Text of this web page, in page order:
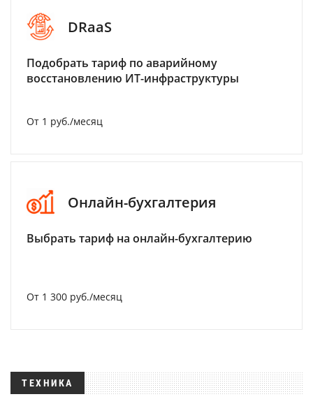
DRaaS
Подобрать тариф по аварийному
восстановлению ИТ-инфраструктуры
От 1 руб./месяц
Онлайн-бухгалтерия
Выбрать тариф на онлайн-бухгалтерию
От 1 300 руб./месяц
ТЕХНИКА